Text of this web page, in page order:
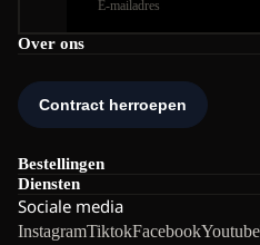
Over ons
Bestellingen
Diensten
Sociale media
InstagramTiktokFacebookYoutube